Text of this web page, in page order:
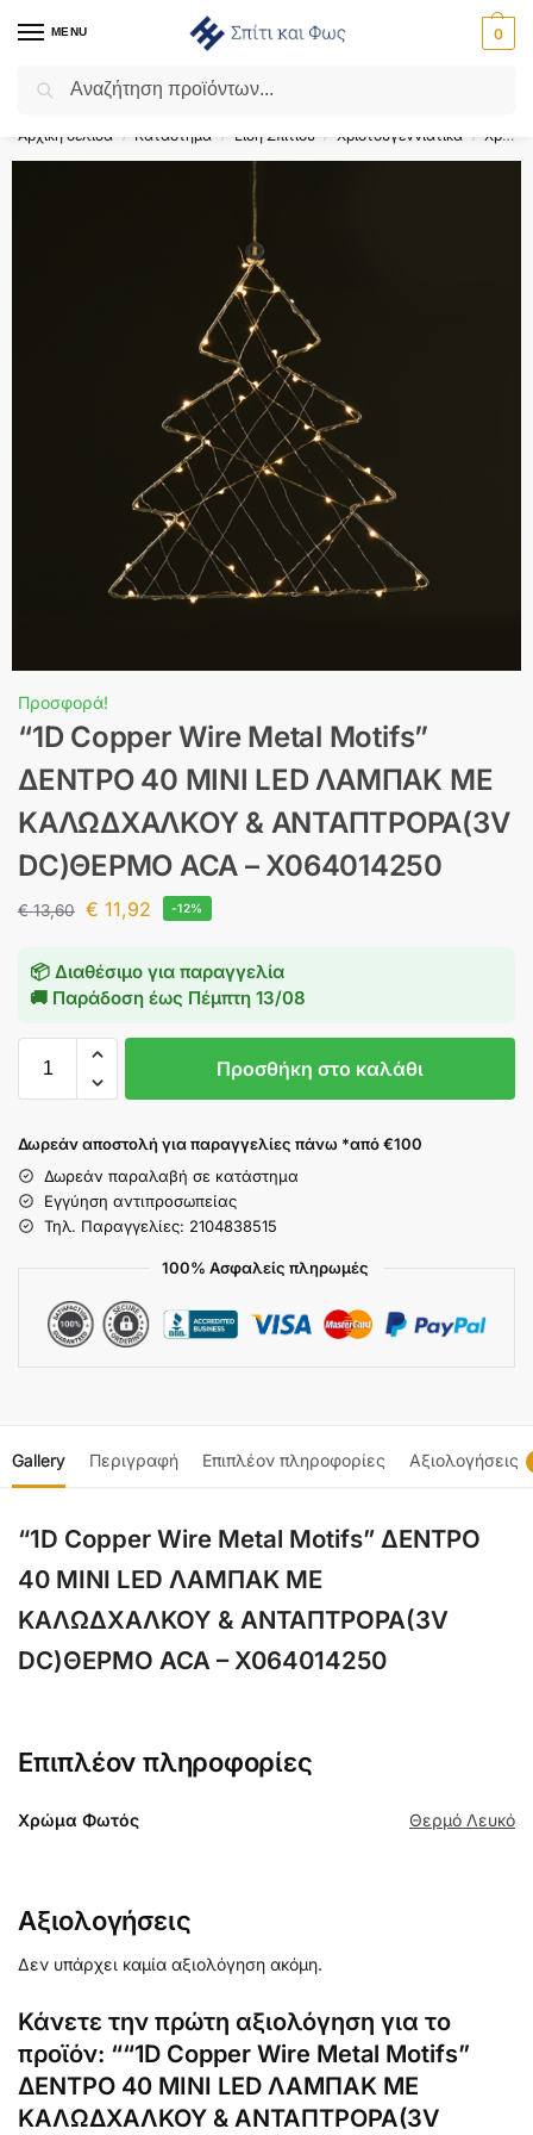
MENU 0
Flash Sale ⚡ 10% Έκπτωση με τον κωδικό ‘SPRING’!
Αρχική σελίδα / Κατάστημα / Είδη Σπιτιού / Χριστουγεννιάτικα / Χριστουγεννιάτικα Φωτιζόμενα Σχέδια
Προσφορά!
“1D Copper Wire Metal Motifs”
ΔΕΝΤΡΟ 40 ΜINI LED ΛΑΜΠΑΚ ΜΕ
ΚΑΛΩΔΧΑΛΚΟΥ & ΑΝΤΑΠΤΡΟΡΑ(3V
DC)ΘΕΡΜΟ ACA – X064014250
€13,60 € 11,92 -12%
📦 Διαθέσιμο για παραγγελία
🚚 Παράδοση έως Πέμπτη 13/08
Προσθήκη στο καλάθι
Δωρεάν αποστολή για παραγγελίες πάνω *από €100
Δωρεάν παραλαβή σε κατάστημα
Εγγύηση αντιπροσωπείας
Τηλ. Παραγγελίες: 2104838515
100% Ασφαλείς πληρωμές
Gallery Περιγραφή Επιπλέον πληροφορίες Αξιολογήσεις
“1D Copper Wire Metal Motifs” ΔΕΝΤΡΟ
40 ΜINI LED ΛΑΜΠΑΚ ΜΕ
ΚΑΛΩΔΧΑΛΚΟΥ & ΑΝΤΑΠΤΡΟΡΑ(3V
DC)ΘΕΡΜΟ ACA – X064014250
Επιπλέον πληροφορίες
Χρώμα Φωτός Θερμό Λευκό
Αξιολογήσεις
Δεν υπάρχει καμία αξιολόγηση ακόμη.
Κάνετε την πρώτη αξιολόγηση για το
προϊόν: ““1D Copper Wire Metal Motifs”
ΔΕΝΤΡΟ 40 ΜINI LED ΛΑΜΠΑΚ ΜΕ
ΚΑΛΩΔΧΑΛΚΟΥ & ΑΝΤΑΠΤΡΟΡΑ(3V